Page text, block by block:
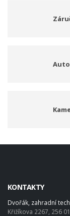
KONTAKTY
Dvořák, zahradní
Křižíkova 2267, 256